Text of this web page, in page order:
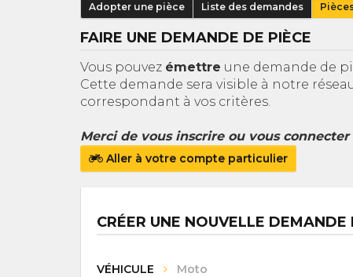
Adopter une pièce Liste des demandes
FAIRE UNE DEMANDE DE PIÈCE
Vous pouvez émettre une demande de
Cette demande sera visible à notre
correspondant à vos critères.
Merci de vous inscrire ou vous
Aller à votre compte particulier
CRÉER UNE NOUVELLE DEMANDE
VÉHICULE
Moto